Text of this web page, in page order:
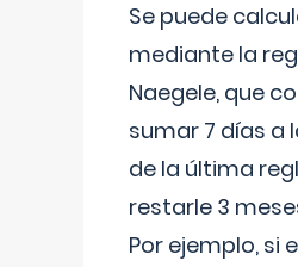
Se puede
mediante la
Naegele, que
sumar 7 días a
de la última
restarle 3
Por ejemplo, si